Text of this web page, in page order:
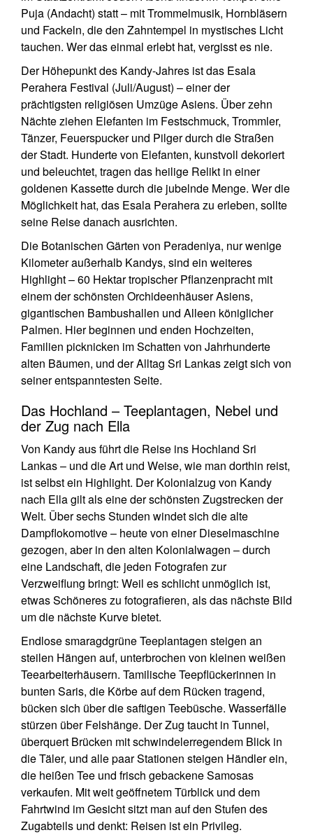
Puja (Andacht) statt – mit Trommelmusik, Hornbläsern
und Fackeln, die den Zahntempel in mystisches Licht
tauchen. Wer das einmal erlebt hat, vergisst es nie.
Der Höhepunkt des Kandy-Jahres ist das Esala
Perahera Festival (Juli/August) – einer der
prächtigsten religiösen Umzüge Asiens. Über zehn
Nächte ziehen Elefanten im Festschmuck, Trommler,
Tänzer, Feuerspucker und Pilger durch die Straßen
der Stadt. Hunderte von Elefanten, kunstvoll dekoriert
und beleuchtet, tragen das heilige Relikt in einer
goldenen Kassette durch die jubelnde Menge. Wer die
Möglichkeit hat, das Esala Perahera zu erleben, sollte
seine Reise danach ausrichten.
Die Botanischen Gärten von Peradeniya, nur wenige
Kilometer außerhalb Kandys, sind ein weiteres
Highlight – 60 Hektar tropischer Pflanzenpracht mit
einem der schönsten Orchideenhäuser Asiens,
gigantischen Bambushallen und Alleen königlicher
Palmen. Hier beginnen und enden Hochzeiten,
Familien picknicken im Schatten von Jahrhunderte
alten Bäumen, und der Alltag Sri Lankas zeigt sich von
seiner entspanntesten Seite.
Das Hochland – Teeplantagen, Nebel und
der Zug nach Ella
Von Kandy aus führt die Reise ins Hochland Sri
Lankas – und die Art und Weise, wie man dorthin reist,
ist selbst ein Highlight. Der Kolonialzug von Kandy
nach Ella gilt als eine der schönsten Zugstrecken der
Welt. Über sechs Stunden windet sich die alte
Dampflokomotive – heute von einer Dieselmaschine
gezogen, aber in den alten Kolonialwagen – durch
eine Landschaft, die jeden Fotografen zur
Verzweiflung bringt: Weil es schlicht unmöglich ist,
etwas Schöneres zu fotografieren, als das nächste Bild
um die nächste Kurve bietet.
Endlose smaragdgrüne Teeplantagen steigen an
steilen Hängen auf, unterbrochen von kleinen weißen
Teearbeiterhäusern. Tamilische Teepflückerinnen in
bunten Saris, die Körbe auf dem Rücken tragend,
bücken sich über die saftigen Teebüsche. Wasserfälle
stürzen über Felshänge. Der Zug taucht in Tunnel,
überquert Brücken mit schwindelerregendem Blick in
die Täler, und alle paar Stationen steigen Händler ein,
die heißen Tee und frisch gebackene Samosas
verkaufen. Mit weit geöffnetem Türblick und dem
Fahrtwind im Gesicht sitzt man auf den Stufen des
Zugabteils und denkt: Reisen ist ein Privileg.